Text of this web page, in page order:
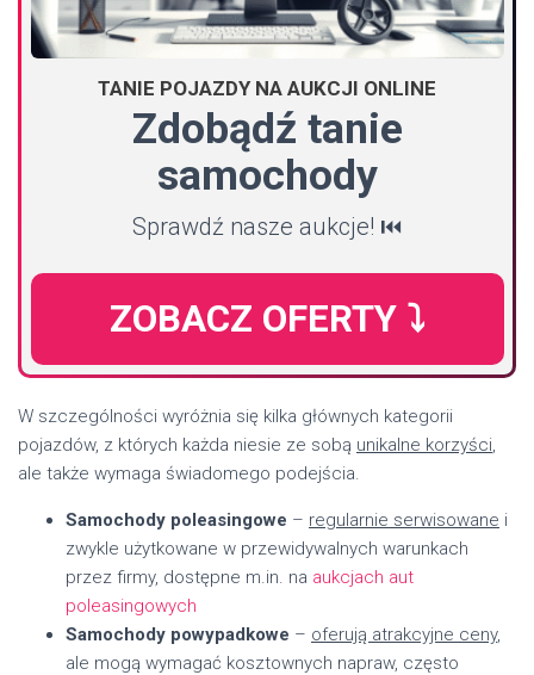
TANIE POJAZDY NA AUKCJI ONLINE
Zdobądź tanie
samochody
Sprawdź nasze aukcje! ⏮️
ZOBACZ OFERTY ⤵️
W szczególności wyróżnia się kilka głównych kategorii
pojazdów, z których każda niesie ze sobą unikalne korzyści,
ale także wymaga świadomego podejścia.
Samochody poleasingowe – regularnie serwisowane i
zwykle użytkowane w przewidywalnych warunkach
przez firmy, dostępne m.in. na aukcjach aut
poleasingowych
Samochody powypadkowe – oferują atrakcyjne ceny,
ale mogą wymagać kosztownych napraw, często